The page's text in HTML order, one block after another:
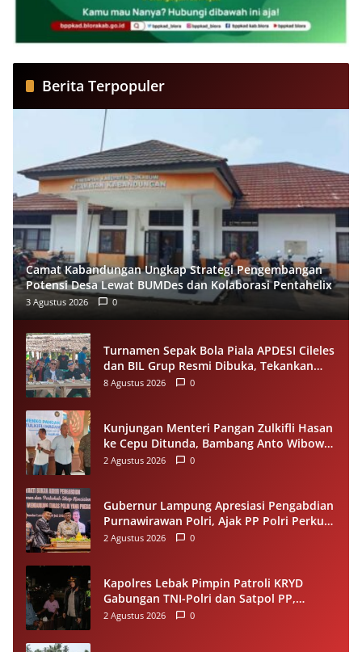
Berita Terpopuler
Camat Kabandungan Ungkap Strategi Pengembangan
Potensi Desa Lewat BUMDes dan Kolaborasi Pentahelix
3 Agustus 2026 0
Turnamen Sepak Bola Piala APDESI Cileles
dan BIL Grup Resmi Dibuka, Tekankan
Sportivitas
8 Agustus 2026 0
Kunjungan Menteri Pangan Zulkifli Hasan
ke Cepu Ditunda, Bambang Anto Wibowo
Tetap Salurkan Bantuan kepada Warga
2 Agustus 2026 0
Gubernur Lampung Apresiasi Pengabdian
Purnawirawan Polri, Ajak PP Polri Perkuat
Stabilitas dan Dukung Pembangunan
2 Agustus 2026 0
Kapolres Lebak Pimpin Patroli KRYD
Gabungan TNI-Polri dan Satpol PP,
Antisipasi Curanmor hingga Balap Liar
2 Agustus 2026 0